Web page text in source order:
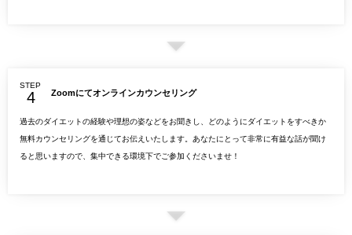
STEP
Zoomにてオンラインカウンセリング
過去のダイエットの経験や理想の姿などをお聞きし、どのようにダイエットをすべきか
無料カウンセリングを通じてお伝えいたします。あなたにとって非常に有益な話が聞け
ると思いますので、集中できる環境下でご参加くださいませ！